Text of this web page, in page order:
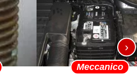
Meccanico
›